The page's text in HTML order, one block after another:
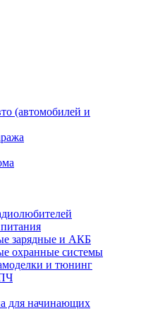
(автомобилей и
зарядные и АКБ
охранные системы
и тюнинг
для начинающих